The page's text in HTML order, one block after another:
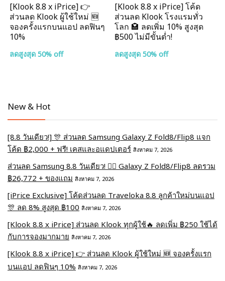
[Klook 8.8 x iPrice] 👉
ส่วนลด Klook ผู้ใช้ใหม่ 🆕
จองครั้งแรกบนแอป ลดฟินๆ
10%
ลดสูงสุด 50% off
[Klook 8.8 x iPrice] โค้ด
ส่วนลด Klook โรงแรมทั่ว
โลก 🏩 ลดเพิ่ม 10% สูงสุด
฿500 ไม่มีขั้นต่ำ!
ลดสูงสุด 50% off
New & Hot
[8.8 วันเดียว!] 🎊 ส่วนลด Samsung Galaxy Z Fold8/Flip8 แจก
โค้ด ฿2,000 + ฟรี! เคสและอแดปเตอร์ สิงหาคม 7, 2026
ส่วนลด Samsung 8.8 วันเดียว! ❤️‍🔥 Galaxy Z Fold8/Flip8 ลดรวม
฿26,772 + ของแถม สิงหาคม 7, 2026
[iPrice Exclusive] โค้ดส่วนลด Traveloka 8.8 ลูกค้าใหม่บนแอป
🎊 ลด 8% สูงสุด​ ฿100 สิงหาคม 7, 2026
[Klook 8.8 x iPrice] ส่วนลด Klook ทุกผู้ใช้🔥 ลดเพิ่ม ฿250 ใช้ได้
กับการจองมากมาย สิงหาคม 7, 2026
[Klook 8.8 x iPrice] 👉 ส่วนลด Klook ผู้ใช้ใหม่ 🆕 จองครั้งแรก
บนแอป ลดฟินๆ 10% สิงหาคม 7, 2026